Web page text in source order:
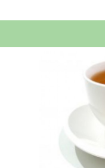
calorias, que
queimar gordura é
ervas para
metabolismo, baixar
emagrecimento e a
pela Farmácia